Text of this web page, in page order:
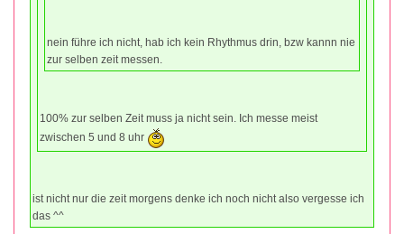
nein führe ich nicht, hab ich kein Rhythmus drin, bzw kannn nie
zur selben zeit messen.
100% zur selben Zeit muss ja nicht sein. Ich messe meist
zwischen 5 und 8 uhr
ist nicht nur die zeit morgens denke ich noch nicht also vergesse ich
das ^^